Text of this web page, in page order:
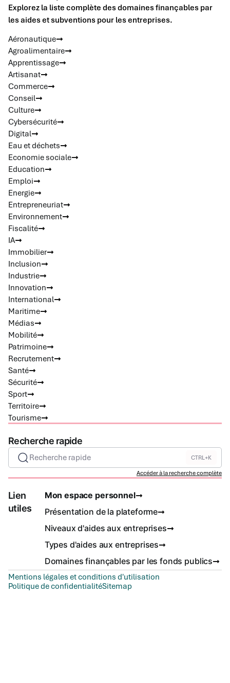
Explorez la liste complète des domaines finançables par
les aides et subventions pour les entreprises.
Aéronautique
Agroalimentaire
Apprentissage
Artisanat
Commerce
Conseil
Culture
Cybersécurité
Digital
Eau et déchets
Economie sociale
Education
Emploi
Energie
Entrepreneuriat
Environnement
Fiscalité
IA
Immobilier
Inclusion
Industrie
Innovation
International
Maritime
Médias
Mobilité
Patrimoine
Recrutement
Santé
Sécurité
Sport
Territoire
Tourisme
Recherche rapide
Recherche rapide CTRL+K
Accéder à la recherche complète
Lien
utiles
Mon espace personnel
Présentation de la plateforme
Niveaux d'aides aux entreprises
Types d'aides aux entreprises
Domaines finançables par les fonds publics
Mentions légales et conditions d'utilisation
Politique de confidentialitéSitemap